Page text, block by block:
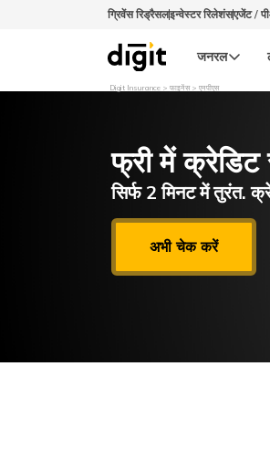
ग्रिवेंस रिड्रैसलइन्वेस्टर रिलेशंसएजेंट /
जनरल
Digit Insurance फाइनेंस एनपीएस
फ्री में
सिर्फ 2 मिनट में तुरंत.
अभी चेक करें